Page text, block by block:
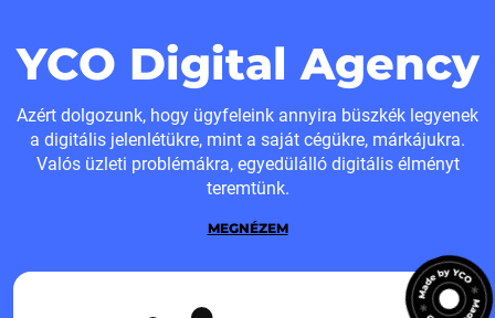
YCO Digital Agency
Azért dolgozunk, hogy ügyfeleink annyira büszkék legyenek
a digitális jelenlétükre, mint a saját cégükre, márkájukra.
Valós üzleti problémákra, egyedülálló digitális élményt
teremtünk.
MEGNÉZEM